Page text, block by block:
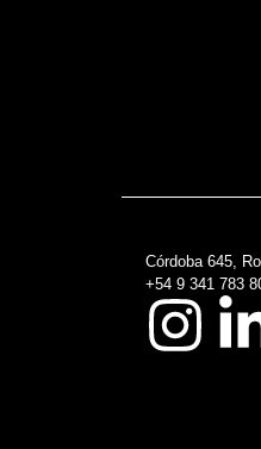
Córdoba 645,
+54 9 341 783